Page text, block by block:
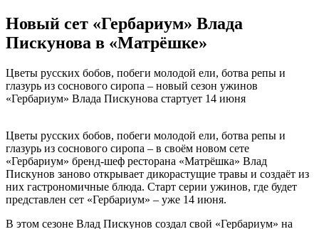
Новый сет «Гербариум» Влада
Пискунова в «Матрёшке»
Цветы русских бобов, побеги молодой ели, ботва репы и
глазурь из соснового сиропа – новый сезон ужинов
«Гербариум» Влада Пискунова стартует 14 июня
Цветы русских бобов, побеги молодой ели, ботва репы и
глазурь из соснового сиропа – в своём новом сете
«Гербариум» бренд-шеф ресторана «Матрёшка» Влад
Пискунов заново открывает дикорастущие травы и создаёт из
них гастрономичные блюда. Старт серии ужинов, где будет
представлен сет «Гербариум» – уже 14 июня.
В этом сезоне Влад Пискунов создал свой «Гербариум» на